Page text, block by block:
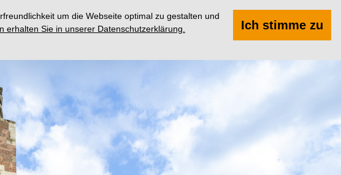
um die Webseite optimal zu gestalten und
erhalten Sie in unserer Datenschutzerklärung. Ich stimme zu
Suchen